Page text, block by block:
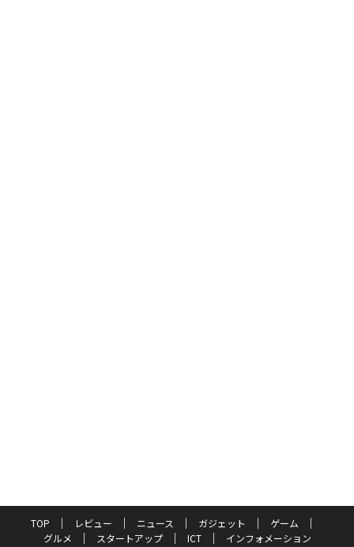
TOP レビュー ニュース ガジェット
ゲーム
グルメ
スタートアップ ICT インフォメーション